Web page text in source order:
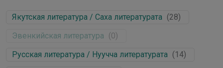
Якутская литература / Саха литературата (28)
Эвенкийская литература (0)
Русская литература / Нуучча литературата (14)